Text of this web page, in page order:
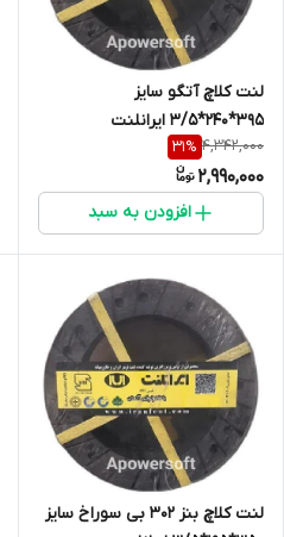
لنت کلاچ آتگو سایز
395*240*3/5 ایرانلنت
4,342,000
31%
2,990,000
افزودن به سبد
لنت کلاچ بنز 302 بی سوراخ سایز